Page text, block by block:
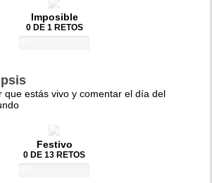
Imposible
0 DE 1 RETOS
que estás vivo y comentar el día del
Festivo
0 DE 13 RETOS